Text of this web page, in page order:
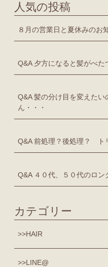
人気の投稿
８月の営業日と夏休みのお
Q&A 夕方になると髪がべた
Q&A 髪の分け目を変えた
ん・・・
Q&A 前処理？後処理？ ト
Q&A ４０代、５０代のロン
カテゴリー
HAIR
LINE@